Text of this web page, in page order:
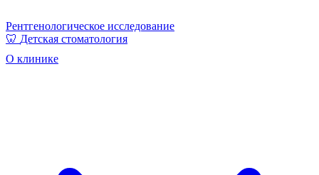
Рентгенологическое исследование
🦷 Детская стоматология
О клинике